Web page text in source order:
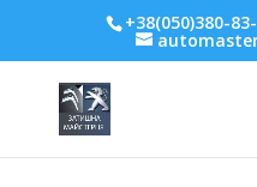
+38(050)380-